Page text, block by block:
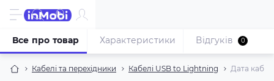
Кабелі та перехідники Кабелі USB to Lightning Дата
Все про товар Характеристики Відгуків 0